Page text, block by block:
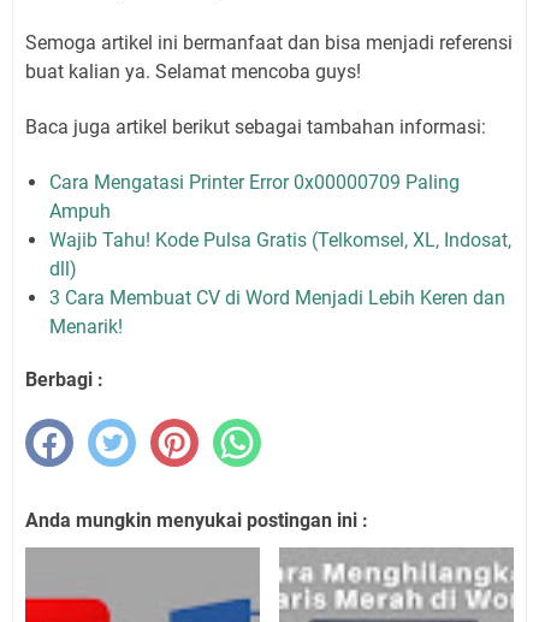
Semoga artikel ini bermanfaat dan bisa menjadi referensi
buat kalian ya. Selamat mencoba guys!
Baca juga artikel berikut sebagai tambahan informasi:
Cara Mengatasi Printer Error 0x00000709 Paling
Ampuh
Wajib Tahu! Kode Pulsa Gratis (Telkomsel, XL, Indosat,
dll)
3 Cara Membuat CV di Word Menjadi Lebih Keren dan
Menarik!
Berbagi :
Anda mungkin menyukai postingan ini :